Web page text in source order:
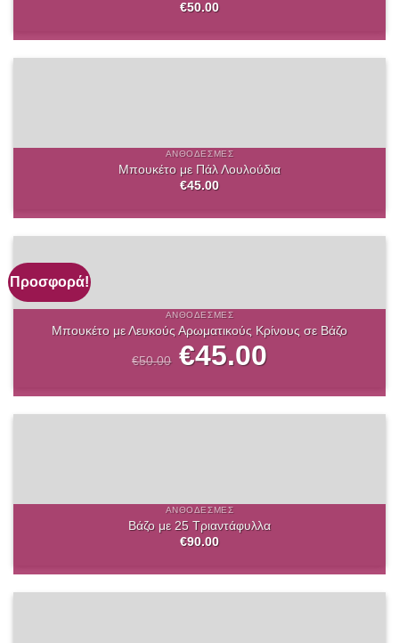
€50.00
ΑΝΘΟΔΈΣΜΕΣ
Μπουκέτο με Πάλ Λουλούδια
€45.00
Προσφορά!
ΑΝΘΟΔΈΣΜΕΣ
Mπουκέτο με Λευκούς Αρωματικούς Κρίνους σε Βάζο
€50.00
Original
price
was:
€45.00τρέχουσα
ΑΝΘΟΔΈΣΜΕΣ
Βάζο με 25 Τριαντάφυλλα
€90.00